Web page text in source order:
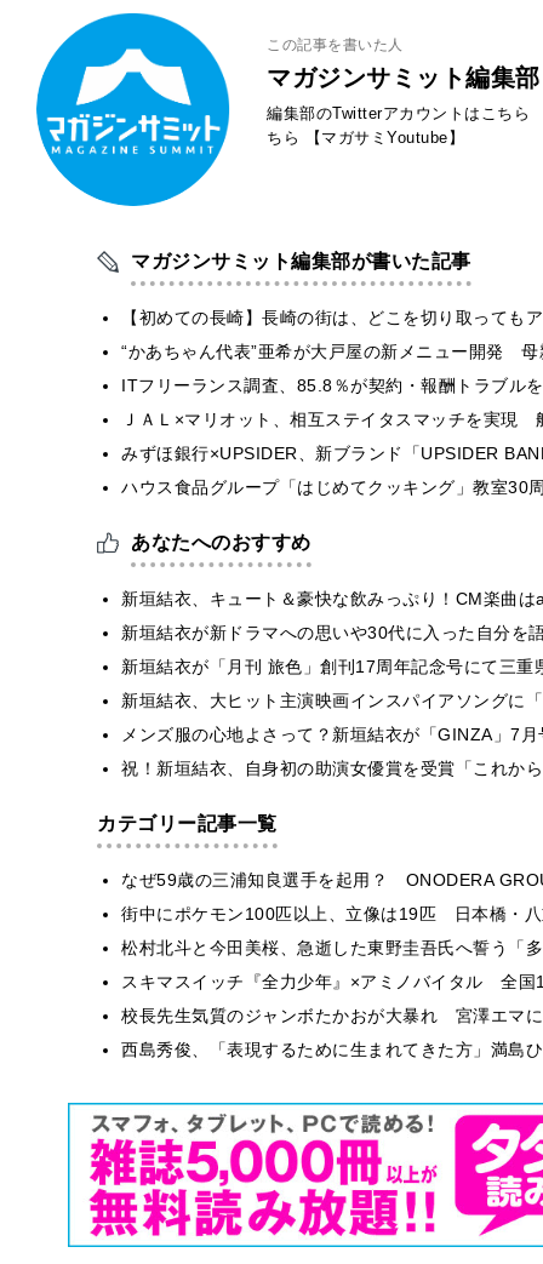
この記事を書いた人
マガジンサミット編集部
編集部のTwitterアカウントはこちら
ちら
【マガサミYoutube】
マガジンサミット編集部が書いた記事
【初めての長崎】長崎の街は、どこを切り取って
“かあちゃん代表”亜希が大戸屋の新メニュー開発
ITフリーランス調査、85.8％が契約・報酬トラブ
ＪＡＬ×マリオット、相互ステイタスマッチを実
みずほ銀行×UPSIDER、新ブランド「UPSIDER
ハウス食品グループ「はじめてクッキング」教室
あなたへのおすすめ
新垣結衣、キュート＆豪快な飲みっぷり！CM楽曲
新垣結衣が新ドラマへの思いや30代に入った自分を
新垣結衣が「月刊 旅色」創刊17周年記念号にて三
新垣結衣、大ヒット主演映画インスパイアソングに
メンズ服の心地よさって？新垣結衣が「GINZA」7
祝！新垣結衣、自身初の助演女優賞を受賞「これか
カテゴリー記事一覧
なぜ59歳の三浦知良選手を起用？ ONODERA
街中にポケモン100匹以上、立像は19匹 日本橋・
松村北斗と今田美桜、急逝した東野圭吾氏へ誓う「
スキマスイッチ『全力少年』×アミノバイタル 全国
校長先生気質のジャンボたかおが大暴れ 宮澤エマ
西島秀俊、「表現するために生まれてきた方」満島